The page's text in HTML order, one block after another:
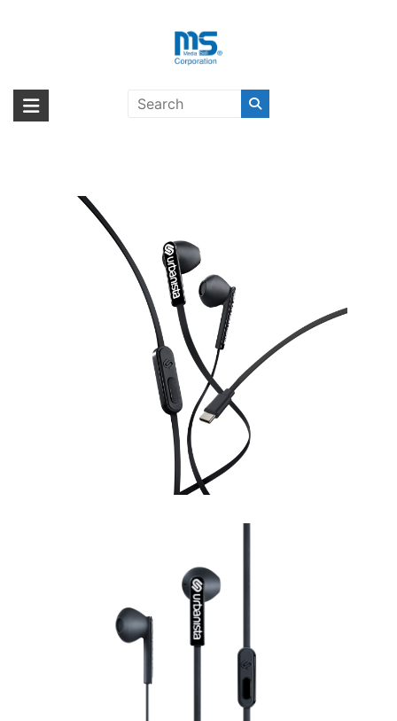
海外輸入ブランド商品｜株式会社
海外事業部が取り揃えている海外輸入商品には、日本では珍しい「海外ブ
ランド」をはじめ「ユニークな商品」「機能的な商品」「コストパフォー
C – Midnight Black〔アーバニス